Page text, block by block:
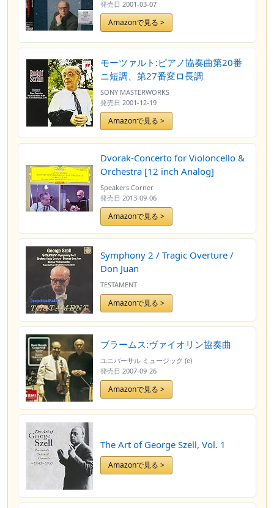
発売日 2001-03-07
Amazonで見る >
モーツァルト:ピアノ協奏曲第20番
ニ短調、第27番変ロ長調
SONY MASTERWORKS
発売日 2001-12-19
Amazonで見る >
Dvorak-Concerto for Violoncello &
Orchestra [12 inch Analog]
Speakers Corner
発売日 2013-09-06
Amazonで見る >
Symphony 2 / Tragic Overture /
Don Juan
TESTAMENT
Amazonで見る >
ブラームス:ヴァイオリン協奏曲
ユニバーサル ミュージック (e)
発売日 2007-09-26
Amazonで見る >
The Art of George Szell, Vol. 1
Amazonで見る >